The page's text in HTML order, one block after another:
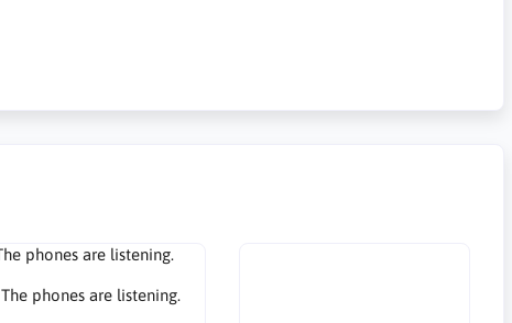
The phones are listening.